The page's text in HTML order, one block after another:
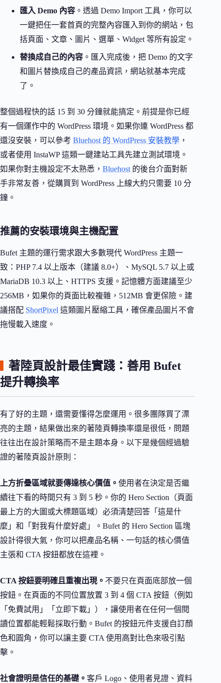
匯入 Demo 內容 。透過 Demo Import 工具，你可以
一鍵把任一套首頁的完整內容匯入到你的網站，包
括頁面、文章、圖片、選單、Widget 等所有設定。
替換成自己的內容 。匯入完成後，把 Demo 的文字
和圖片替換成自己的產品資訊，網站就基本完成
了。
整個過程快的話 15 到 30 分鐘就能搞定。前提是你已經
有一個運作中的 WordPress 環境。如果你連 WordPress 都
還沒安裝，可以參考 Bluehost 的 WordPress 安裝教學 ，
或者使用 InstaWP 這類一鍵建站工具先建立測試環境。
如果你對主機設定不太熟悉， Bluehost 的後台介面對新
手非常友善，從購買到 WordPress 上線大約只需要 10 分
鐘。
推薦的安裝環境與主機配置
Bufet 主題的運行需求跟大多數現代 WordPress 主題一
致：PHP 7.4 以上版本（建議 8.0+）、MySQL 5.7 以上或
MariaDB 10.3 以上、HTTPS 支援。記憶體方面建議至少
256MB，如果你的頁面比較複雜，512MB 會更保險。建
議搭配 ShortPixel 這類圖片壓縮工具，確保產品圖片不會
拖慢載入速度。
著陸頁設計最佳實踐：善用 Bufet
提升轉換率
有了好的主題，還需要懂得怎麼運用。很多團隊買了漂
亮的主題，結果做出來的著陸頁轉換率還是很低，問題
往往出在設計策略而不是主題本身。以下是幾個經過驗
證的著陸頁設計原則：
上方折疊區域就要傳達核心價值。 使用者在決定是否繼
續往下看的時間只有 3 到 5 秒。你的 Hero Section（頁面
最上方的大圖或大標題區域）必須清楚回答「這是什
麼」和「對我有什麼好處」。Bufet 的 Hero Section 區塊
設計得很大氣，你可以把產品名稱、一句話的核心價值
主張和 CTA 按鈕都放在這裡。
CTA 按鈕要明確且重複出現。 不要只在頁面底部放一個
按鈕。在頁面的不同位置放置 3 到 4 個 CTA 按鈕（例如
「免費試用」「立即下載」），讓使用者在任何一個閱
讀位置都能輕鬆採取行動。Bufet 的按鈕元件支援自訂顏
色和圓角，你可以讓主要 CTA 使用高對比色來吸引點
擊。
社會證明是信任的基礎。 客戶 Logo、使用者見證、資料